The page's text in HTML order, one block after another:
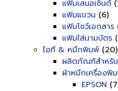
แฟ้มเสนอเซ็นต์
แฟ้มแขวน (6)
แฟ้มโชว์เอกสาร
แฟ้มใส่นามบัตร
ไอที & หมึกพิมพ์ (20)
ผลิตภัณฑ์สำหรั
ผ้าหมึกเครื่อง
EPSON